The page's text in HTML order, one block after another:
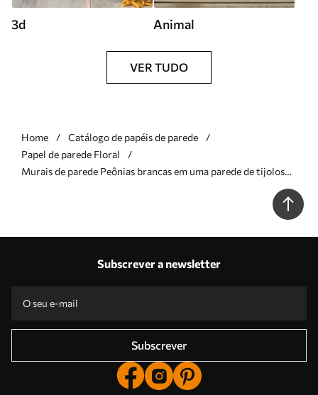
3d Animal
VER TUDO
Home
Catálogo de papéis de parede
Papel de parede Floral
Murais de parede Peônias brancas em uma parede de tijolos
Subscrever a newsletter
Subscrever